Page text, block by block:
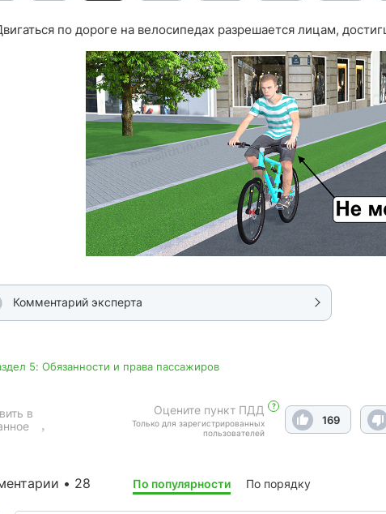
по дороге на велосипедах разрешается лицам,
Комментарий эксперта
5: Обязанности и права пассажиров
Оцените пункт ПДД ?
Только для зарегистрированных
пользователей
169
в
• 28 По популярности По порядку